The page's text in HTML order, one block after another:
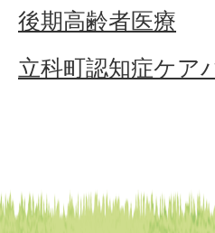
後期高齢者医療
立科町認知症ケア